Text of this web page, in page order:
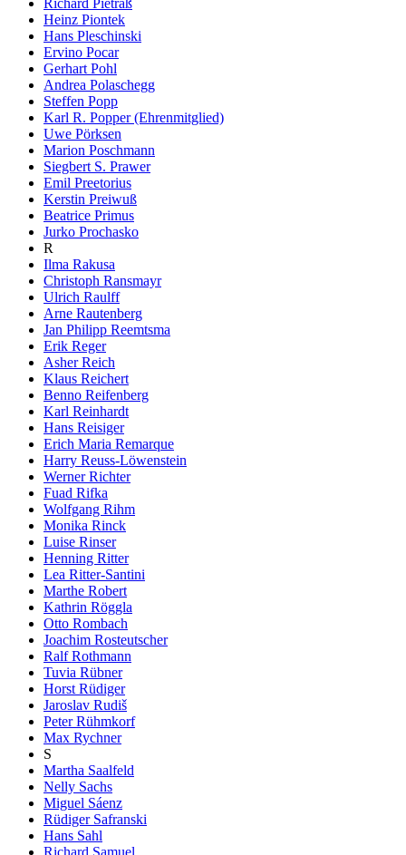
Heinz Piontek
Hans Pleschinski
Ervino Pocar
Gerhart Pohl
Andrea Polaschegg
Steffen Popp
Karl R. Popper (Ehrenmitglied)
Uwe Pörksen
Marion Poschmann
Siegbert S. Prawer
Emil Preetorius
Kerstin Preiwuß
Beatrice Primus
Jurko Prochasko
R
Ilma Rakusa
Christoph Ransmayr
Ulrich Raulff
Arne Rautenberg
Jan Philipp Reemtsma
Erik Reger
Asher Reich
Klaus Reichert
Benno Reifenberg
Karl Reinhardt
Hans Reisiger
Erich Maria Remarque
Harry Reuss-Löwenstein
Werner Richter
Fuad Rifka
Wolfgang Rihm
Monika Rinck
Luise Rinser
Henning Ritter
Lea Ritter-Santini
Marthe Robert
Kathrin Röggla
Otto Rombach
Joachim Rosteutscher
Ralf Rothmann
Tuvia Rübner
Horst Rüdiger
Jaroslav Rudiš
Peter Rühmkorf
Max Rychner
S
Martha Saalfeld
Nelly Sachs
Miguel Sáenz
Rüdiger Safranski
Hans Sahl
Richard Samuel